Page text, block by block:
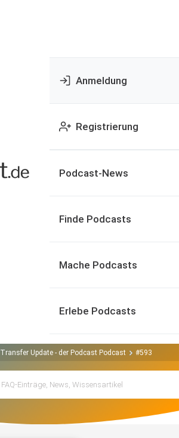
Anmeldung
Registrierung
Podcast-News
Finde Podcasts
Mache Podcasts
Erlebe Podcasts
Transfer Update - der Podcast Podcast #593 Riera-